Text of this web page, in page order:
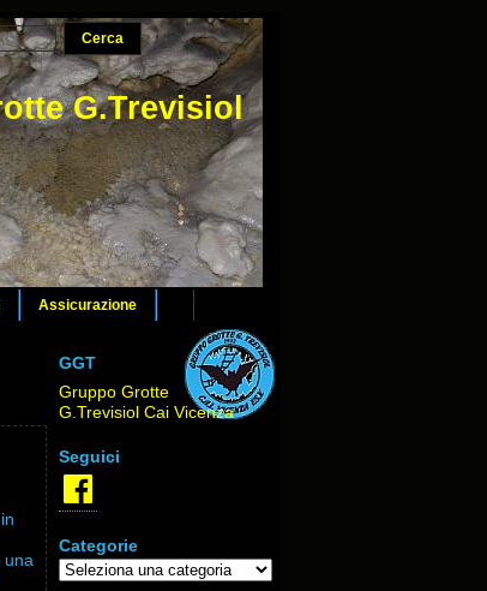
G.Trevisiol
Assicurazione
una
GGT
Gruppo Grotte
G.Trevisiol Cai Vicenza
Seguici
Facebook
Categorie
Categorie